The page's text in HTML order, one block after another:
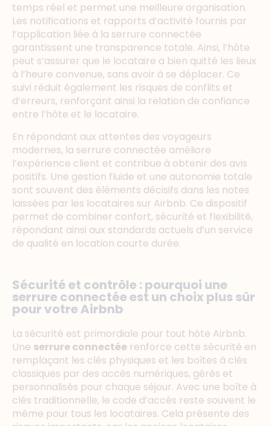
temps réel et permet une meilleure organisation.
Les notifications et rapports d’activité fournis par
l’application liée à la serrure connectée
garantissent une transparence totale. Ainsi, l’hôte
peut s’assurer que le locataire a bien quitté les lieux
à l’heure convenue, sans avoir à se déplacer. Ce
suivi réduit également les risques de conflits et
d’erreurs, renforçant ainsi la relation de confiance
entre l’hôte et le locataire.
En répondant aux attentes des voyageurs
modernes, la serrure connectée améliore
l’expérience client et contribue à obtenir des avis
positifs. Une gestion fluide et une autonomie totale
sont souvent des éléments décisifs dans les notes
laissées par les locataires sur Airbnb. Ce dispositif
permet de combiner confort, sécurité et flexibilité,
répondant ainsi aux standards actuels d’un service
de qualité en location courte durée.
Sécurité et contrôle : pourquoi une
serrure connectée est un choix plus sûr
pour votre Airbnb
La sécurité est primordiale pour tout hôte Airbnb.
Une serrure connectée renforce cette sécurité en
remplaçant les clés physiques et les boîtes à clés
classiques par des accès numériques, gérés et
personnalisés pour chaque séjour. Avec une boîte à
clés traditionnelle, le code d’accès reste souvent le
même pour tous les locataires. Cela présente des